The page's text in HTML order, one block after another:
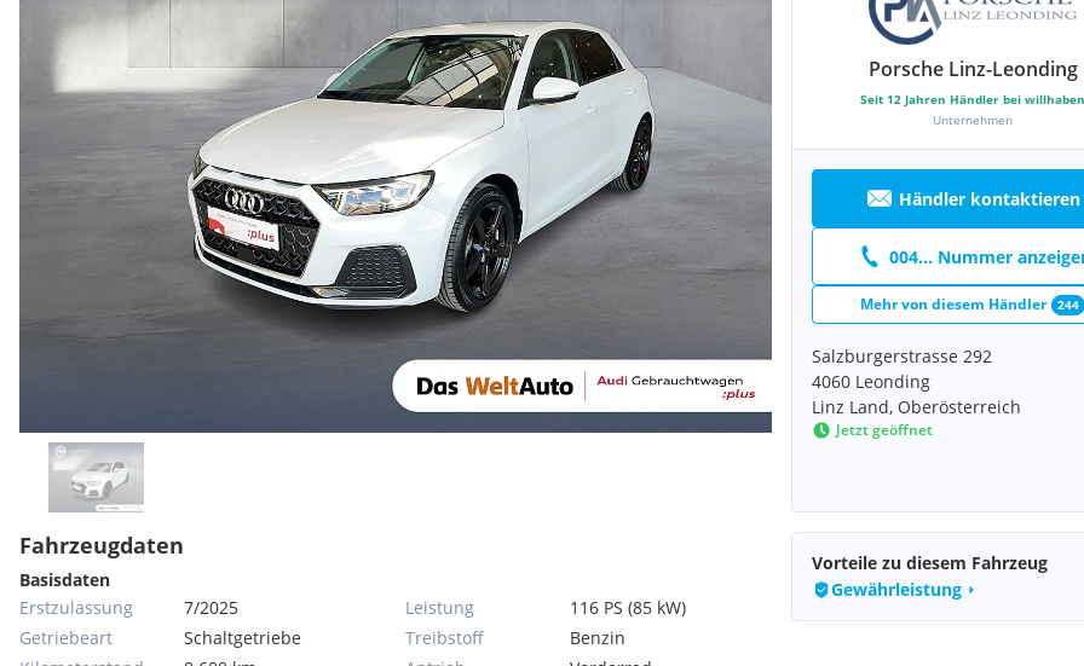
Porsche Linz-Leonding
Seit 12 Jahren Händler bei willhaben
Unternehmen
Händler kontaktieren
004... Nummer
Mehr von diesem Händler 244
Salzburgerstrasse 292
4060 Leonding
Linz Land, Oberösterreich
Jetzt geöffnet
Fahrzeugdaten
Basisdaten
Erstzulassung
7/2025
Getriebeart
Schaltgetriebe
Leistung
116 PS (85 kW)
Treibstoff
Benzin
Vorteile zu diesem Fahrzeug
Gewährleistung